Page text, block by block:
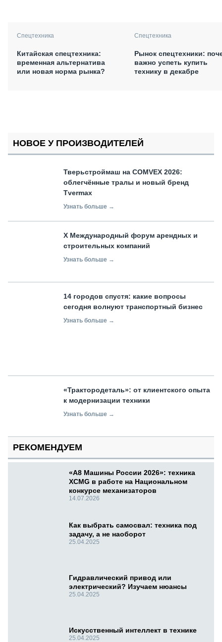
Спецтехника
Китайская спецтехника:
временная альтернатива
или новая норма рынка?
Спецтехника
Рынок спецтехники:
важно успеть купить
технику в декабре
НОВОЕ У ПРОИЗВОДИТЕЛЕЙ
Тверьстроймаш на COMVEX 2026:
облегчённые тралы и новый бренд
Tvermax
Узнать больше →
X Международный форум арендных и
строительных компаний
Узнать больше →
14 городов спустя: какие вопросы
сегодня волнуют транспортный бизнес
Узнать больше →
«Трактородеталь»: от клиентского опыта
к модернизации техники
Узнать больше →
РЕКОМЕНДУЕМ
«А8 Машины России 2026»: техника
XCMG в работе на Национальном
конкурсе механизаторов
14.07.2026
Как выбрать самосвал: техника под
задачу, а не наоборот
25.04.2025
Гидравлический привод или
электрический? Изучаем нюансы
25.04.2025
Искусственный интеллект в технике
25.04.2025